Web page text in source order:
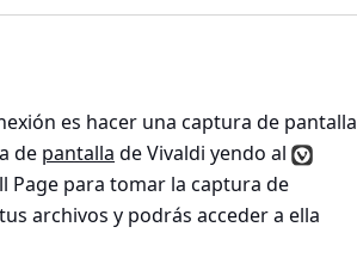
es hacer una captura de pantalla
de pantalla de Vivaldi yendo al
Page para tomar la captura de
archivos y podrás acceder a ella